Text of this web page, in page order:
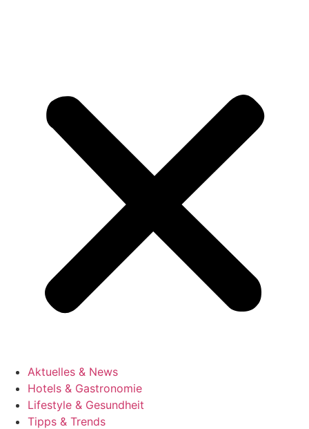
Aktuelles & News
Hotels & Gastronomie
Lifestyle & Gesundheit
Tipps & Trends